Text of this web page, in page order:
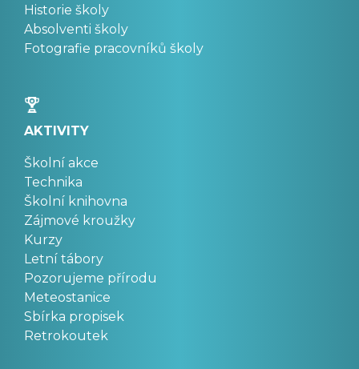
Historie školy
Absolventi školy
Fotografie pracovníků školy
AKTIVITY
Školní akce
Technika
Školní knihovna
Zájmové kroužky
Kurzy
Letní tábory
Pozorujeme přírodu
Meteostanice
Sbírka propisek
Retrokoutek